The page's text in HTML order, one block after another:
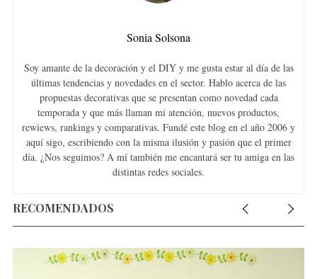
Sonia Solsona
Soy amante de la decoración y el DIY y me gusta estar al día de las
últimas tendencias y novedades en el sector. Hablo acerca de las
propuestas decorativas que se presentan como novedad cada
temporada y que más llaman mi atención, nuevos productos,
rewiews, rankings y comparativas. Fundé este blog en el año 2006 y
aquí sigo, escribiendo con la misma ilusión y pasión que el primer
día. ¿Nos seguimos? A mí también me encantará ser tu amiga en las
distintas redes sociales.
RECOMENDADOS